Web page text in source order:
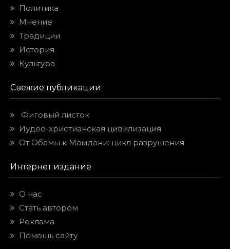
Политика
Мнение
Традиции
История
Культура
Свежие публикации
Фиговый листок
Иудео-христианская цивилизация
От Обамы к Мамдани: цикл разрушения
Интернет издание
О нас
Стать автором
Реклама
Помощь сайту